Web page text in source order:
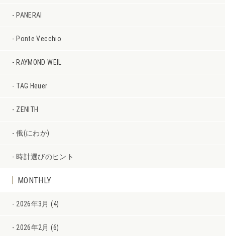
PANERAI
Ponte Vecchio
RAYMOND WEIL
TAG Heuer
ZENITH
俄(にわか)
時計選びのヒント
MONTHLY
2026年3月 (4)
2026年2月 (6)